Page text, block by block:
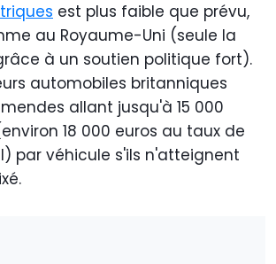
est plus faible que prévu,
au Royaume-Uni (seule la
à un soutien politique fort).
automobiles britanniques
allant jusqu'à 15 000
18 000 euros au taux de
par véhicule s'ils n'atteignent